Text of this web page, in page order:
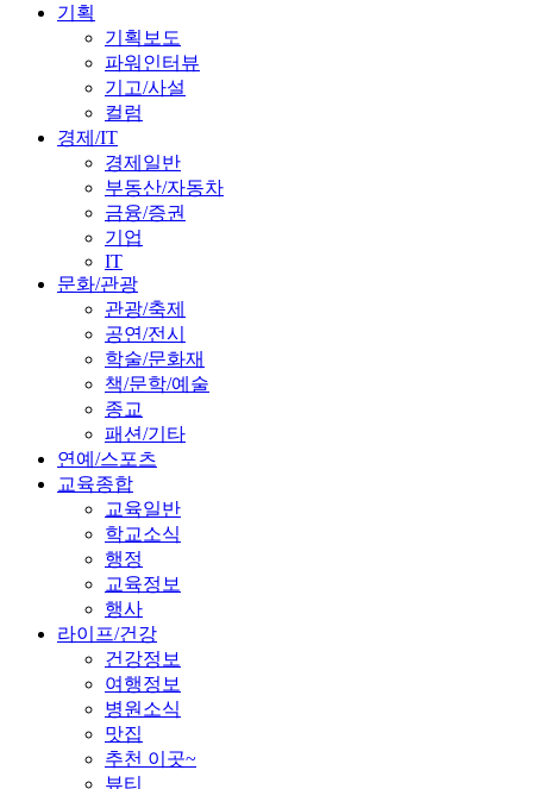
기획
기획보도
파워인터뷰
기고/사설
컬럼
경제/IT
경제일반
부동산/자동차
금융/증권
기업
IT
문화/관광
관광/축제
공연/전시
학술/문화재
책/문학/예술
종교
패션/기타
연예/스포츠
교육종합
교육일반
학교소식
행정
교육정보
행사
라이프/건강
건강정보
여행정보
병원소식
맛집
추천 이곳~
뷰티